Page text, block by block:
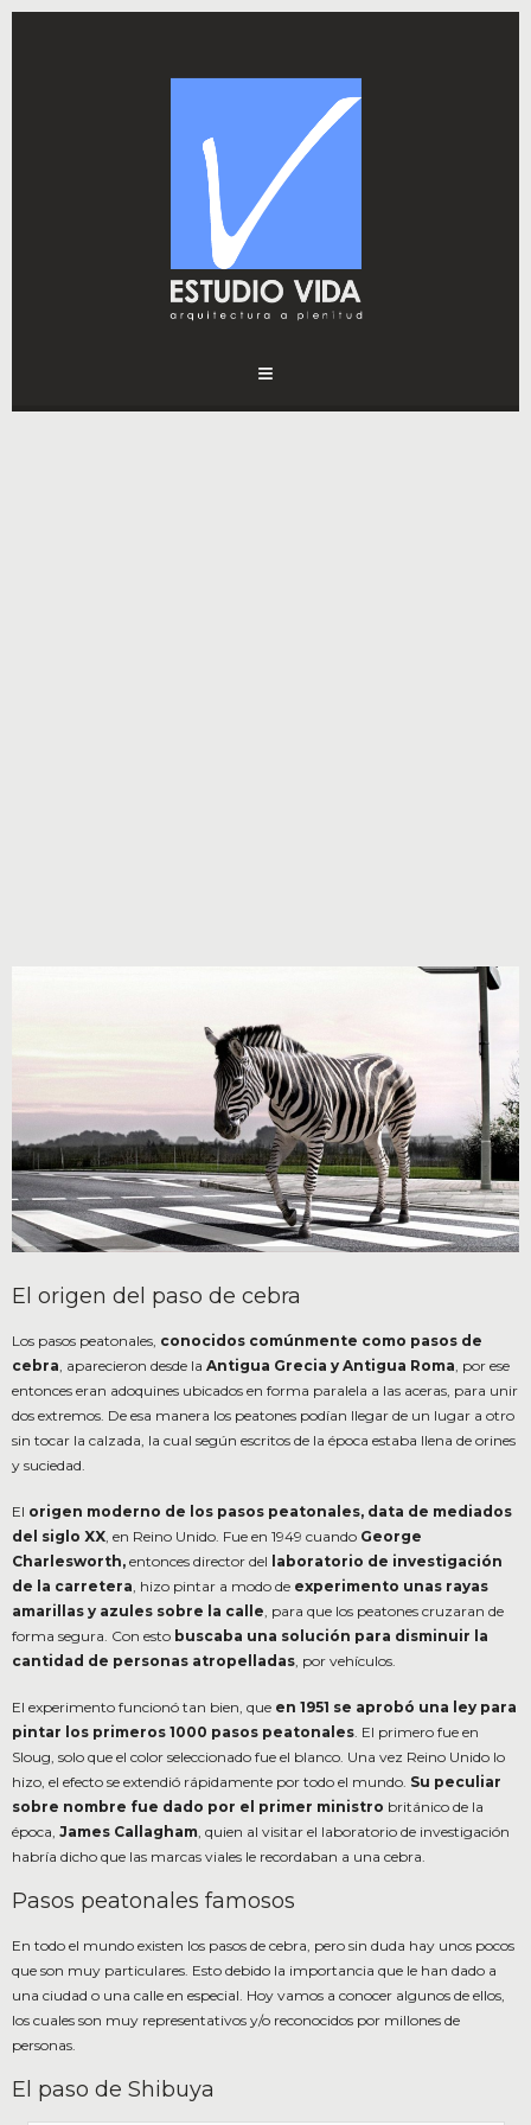
El origen del paso de cebra
Los pasos peatonales, conocidos comúnmente como pasos de
cebra, aparecieron desde la Antigua Grecia y Antigua Roma, por ese
entonces eran adoquines ubicados en forma paralela a las aceras, para unir
dos extremos. De esa manera los peatones podían llegar de un lugar a otro
sin tocar la calzada, la cual según escritos de la época estaba llena de orines
y suciedad.
El origen moderno de los pasos peatonales, data de mediados
del siglo XX, en Reino Unido. Fue en 1949 cuando George
Charlesworth, entonces director del laboratorio de investigación
de la carretera, hizo pintar a modo de experimento unas rayas
amarillas y azules sobre la calle, para que los peatones cruzaran de
forma segura. Con esto buscaba una solución para disminuir la
cantidad de personas atropelladas, por vehículos.
El experimento funcionó tan bien, que en 1951 se aprobó una ley para
pintar los primeros 1000 pasos peatonales. El primero fue en
Sloug, solo que el color seleccionado fue el blanco. Una vez Reino Unido lo
hizo, el efecto se extendió rápidamente por todo el mundo. Su peculiar
sobre nombre fue dado por el primer ministro británico de la
época, James Callagham, quien al visitar el laboratorio de investigación
habría dicho que las marcas viales le recordaban a una cebra.
Pasos peatonales famosos
En todo el mundo existen los pasos de cebra, pero sin duda hay unos pocos
que son muy particulares. Esto debido la importancia que le han dado a
una ciudad o una calle en especial. Hoy vamos a conocer algunos de ellos,
los cuales son muy representativos y/o reconocidos por millones de
personas.
El paso de Shibuya